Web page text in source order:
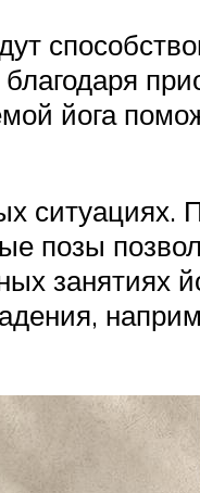
йога
ситуациях.
позы
занятиях